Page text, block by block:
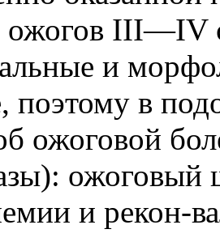
ожогов III—IV
и
поэтому в
ожоговой
ожоговый
и рекон-